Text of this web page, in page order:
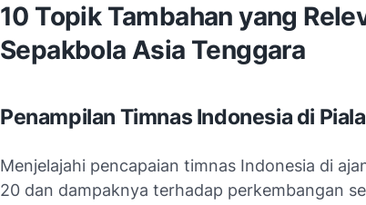
10 Topik Tambahan yang
Sepakbola Asia Tenggara
Penampilan Timnas Indonesia di
Menjelajahi pencapaian timnas Indonesia di
20 dan dampaknya terhadap perkembangan